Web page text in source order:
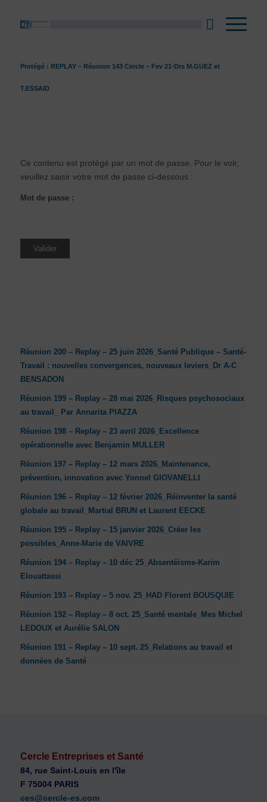
Protégé : REPLAY – Réunion 143 Cercle – Fev 21-Drs M.GUEZ et
T.ESSAID
Ce contenu est protégé par un mot de passe. Pour le voir,
veuillez saisir votre mot de passe ci-dessous :
Mot de passe :
Réunion 200 – Replay – 25 juin 2026_Santé Publique – Santé-
Travail : nouvelles convergences, nouveaux leviers_Dr A-C
BENSADON
Réunion 199 – Replay – 28 mai 2026_Risques psychosociaux
au travail_ Par Annarita PIAZZA
Réunion 198 – Replay – 23 avril 2026_Excellence
opérationnelle avec Benjamin MULLER
Réunion 197 – Replay – 12 mars 2026_Maintenance,
prévention, innovation avec Yonnel GIOVANELLI
Réunion 196 – Replay – 12 février 2026_Réinventer la santé
globale au travail_Martial BRUN et Laurent EECKE
Réunion 195 – Replay – 15 janvier 2026_Créer les
possibles_Anne-Marie de VAIVRE
Réunion 194 – Replay – 10 déc 25_Absentéisme-Karim
Elouattassi
Réunion 193 – Replay – 5 nov. 25_HAD Florent BOUSQUIE
Réunion 192 – Replay – 8 oct. 25_Santé mentale_Mes Michel
LEDOUX et Aurélie SALON
Réunion 191 – Replay – 10 sept. 25_Relations au travail et
données de Santé
Cercle Entreprises et Santé
84, rue Saint-Louis en l'île
F 75004 PARIS
ces@cercle-es.com